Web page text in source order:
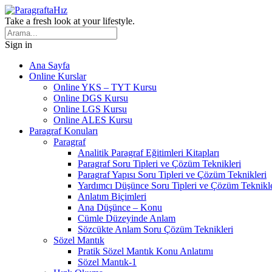
Take a fresh look at your lifestyle.
Sign in
Ana Sayfa
Online Kurslar
Online YKS – TYT Kursu
Online DGS Kursu
Online LGS Kursu
Online ALES Kursu
Paragraf Konuları
Paragraf
Analitik Paragraf Eğitimleri Kitapları
Paragraf Soru Tipleri ve Çözüm Teknikleri
Paragraf Yapısı Soru Tipleri ve Çözüm Teknikleri
Yardımcı Düşünce Soru Tipleri ve Çözüm
Anlatım Biçimleri
Ana Düşünce – Konu
Cümle Düzeyinde Anlam
Sözcükte Anlam Soru Çözüm Teknikleri
Sözel Mantık
Pratik Sözel Mantık Konu Anlatımı
Sözel Mantık-1